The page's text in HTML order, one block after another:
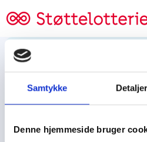
Samtykke Detaljer
Denne hjemmeside bruger
Tjen
Tjen